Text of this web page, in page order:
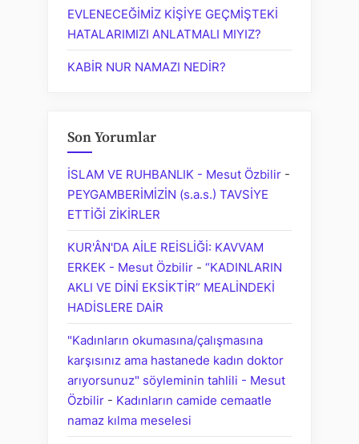
EVLENECEĞİMİZ KİŞİYE GEÇMİŞTEKİ
HATALARIMIZI ANLATMALI MIYIZ?
KABİR NUR NAMAZI NEDİR?
Son Yorumlar
İSLAM VE RUHBANLIK - Mesut Özbilir -
PEYGAMBERİMİZİN (s.a.s.) TAVSİYE
ETTİĞİ ZİKİRLER
KUR'ÂN'DA AİLE REİSLİĞİ: KAVVAM
ERKEK - Mesut Özbilir - “KADINLARIN
AKLI VE DİNİ EKSİKTİR” MEALİNDEKİ
HADİSLERE DAİR
"Kadınların okumasına/çalışmasına
karşısınız ama hastanede kadın doktor
arıyorsunuz" söyleminin tahlili - Mesut
Özbilir - Kadınların camide cemaatle
namaz kılma meselesi